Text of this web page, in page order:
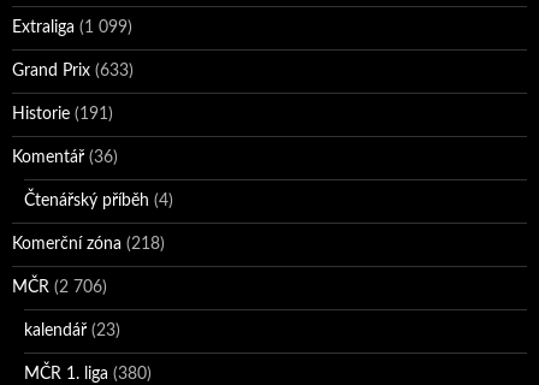
Extraliga (1 099)
Grand Prix (633)
Historie (191)
Komentář (36)
Čtenářský příběh (4)
Komerční zóna (218)
MČR (2 706)
kalendář (23)
MČR 1. liga (380)